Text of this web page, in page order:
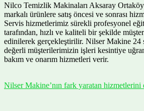
Nilco Temizlik Makinaları Aksaray
markalı ürünlere satış öncesi ve sonrası
Servis hizmetlerimiz sürekli profesyonel
tarafından, hızlı ve kaliteli bir şekilde
edinilerek gerçekleştirilir. Nilser Makine 24
değerli müşterilerimizin işleri kesintiye
bakım ve onarım hizmetleri verir.
Nilser Makine’nın fark yaratan hizmetlerini